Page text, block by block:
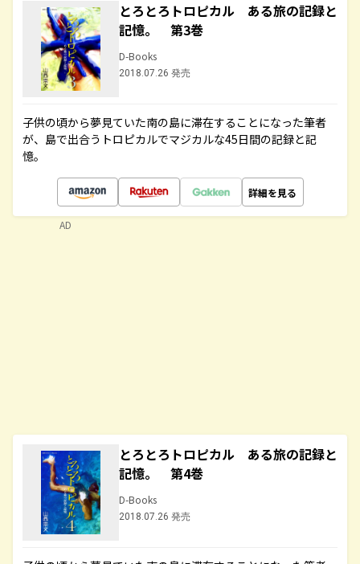
とろとろトロピカル ある旅の記録と
記憶。 第3巻
D-Books
2018.07.26 発売
子供の頃から夢見ていた南の島に滞在することになった筆者
が、島で出合うトロピカルでマジカルな45日間の記録と記
憶。
詳細を見る
とろとろトロピカル ある旅の記録と
記憶。 第4巻
D-Books
2018.07.26 発売
AD